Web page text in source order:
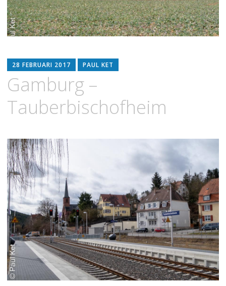
28 FEBRUARI 2017 PAUL KET
Gamburg –
Tauberbischofheim